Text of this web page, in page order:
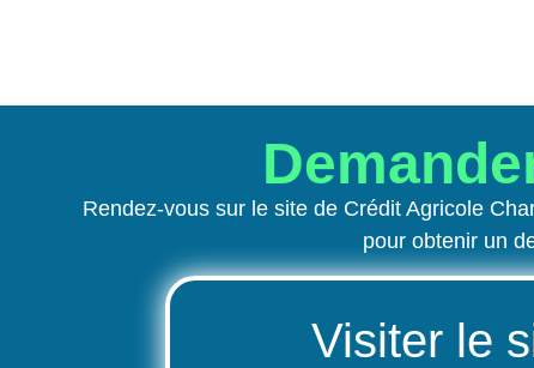
Rendez-vous sur le site de Crédit Agricole
pour obtenir un
Visiter le